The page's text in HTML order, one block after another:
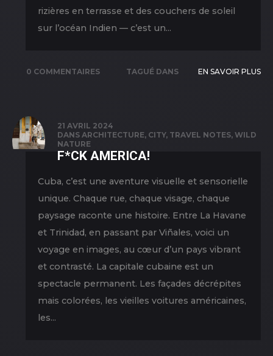
rizières en terrasse et des couchers de soleil
sur l’océan Indien — c’est un...
0 COMMENTAIRES
TAGUÉ DANS
EN SAVOIR PLUS
21 AVRIL 2024
DANS ARCHITECTURE, CITY, TRAVEL NOTES, WILD
NATURE
F*CK AMERICA!
Cuba, c’est une aventure visuelle et sensorielle
unique. Chaque rue, chaque visage, chaque
paysage raconte une histoire. Entre La Havane
et Trinidad, en passant par Viñales, voici un
voyage en images, au cœur d’un pays vibrant
et contrasté. La capitale cubaine est un
spectacle permanent. Les façades décrépites
mais colorées, les vieilles voitures américaines,
les...